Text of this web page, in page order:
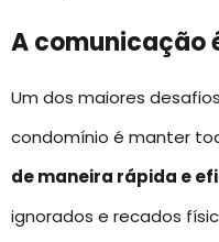
A comunicação
Um dos maiores
condomínio é manter
de maneira rápida e
ignorados e recados